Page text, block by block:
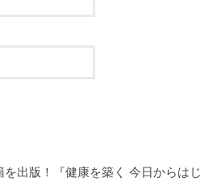
を出版！『健康を築く 今日からはじ